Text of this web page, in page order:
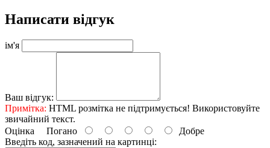
Написати відгук
ім'я
Ваш відгук:
Примітка: HTML розмітка не підтримується! Використовуйте
звичайний текст.
Оцінка Погано
Добре
Введіть код, зазначений на картинці: